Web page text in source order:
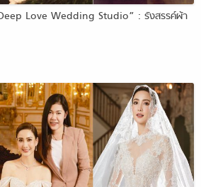
Love Wedding Studio” : รังสรรค์ผ้า